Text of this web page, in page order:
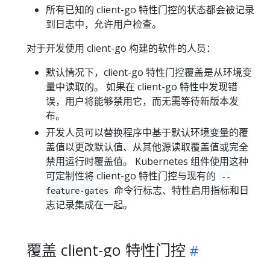
所有已知的 client-go 特性门控的状态都会被记录
到日志中，允许用户检查。
对于开发使用 client-go 构建的软件的人员：
默认情况下，client-go 特性门控覆盖是从环境变
量中读取的。 如果在 client-go 特性中发现错
误，用户将能够禁用它，而无需等待新版本发
布。
开发人员可以替换程序中基于默认环境变量的覆
盖值以更改默认值、从其他源读取覆盖值或完全
禁用运行时覆盖值。 Kubernetes 组件使用这种
可定制性将 client-go 特性门控与现有的
--
feature-gates
命令行标志、特性启用指标和日
志记录集成在一起。
覆盖 client-go 特性门控